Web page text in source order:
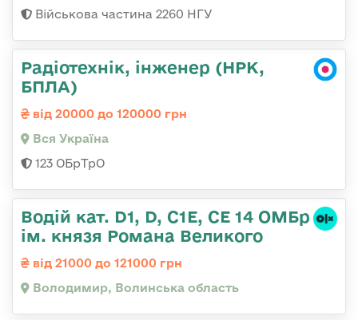
Військова частина 2260 НГУ
Радіотехнік, інженер (НРК,
БПЛА)
від 20000 до 120000 грн
Вся Україна
123 ОБрТрО
Водій кат. D1, D, C1E, CE 14 ОМБр
ім. князя Романа Великого
від 21000 до 121000 грн
Володимир, Волинська область